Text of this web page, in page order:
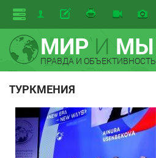
МИРИ МЫ
ПРАВДА И ОБЪЕКТИВНОСТЬ
ТУРКМЕНИЯ